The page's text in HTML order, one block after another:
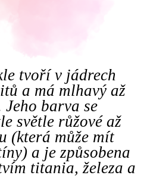
tvoří v jádrech
a má mlhavý až
barva se
světle růžové až
(která může mít
a je způsobena
titania, železa a